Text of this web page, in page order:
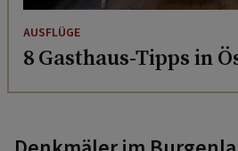
AUSFLÜGE
8 Gasthaus-Tipps in